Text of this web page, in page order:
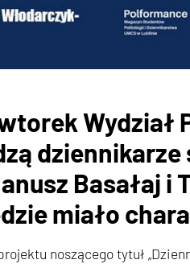
Basałaj i
miało
noszącego tytuł